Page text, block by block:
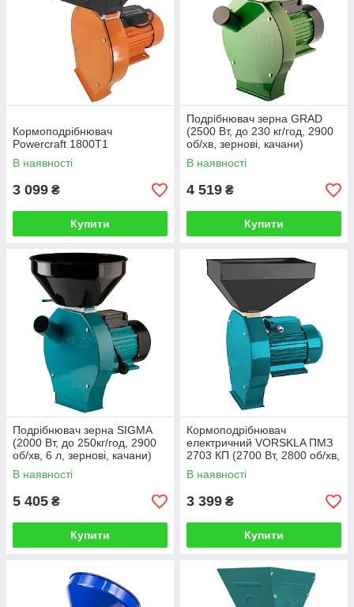
Кормоподрібнювач
Powercraft 1800T1
В наявності
3 099 ₴
Купити
Подрібнювач зерна GRAD
(2500 Вт, до 230 кг/год, 2900
об/хв, зернові, качани)
В наявності
4 519 ₴
Купити
Подрібнювач зерна SIGMA
(2000 Вт, до 250кг/год, 2900
об/хв, 6 л, зернові, качани)
В наявності
5 405 ₴
Купити
Кормоподрібнювач
електричний VORSKLA ПМЗ
2703 КП (2700 Вт, 2800 об/хв,
200 кг/год)
В наявності
3 399 ₴
Купити